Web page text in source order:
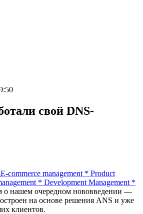
свой DNS-
E-commerce management * Product
* Development Management *
о нашем очередном нововведении —
на основе решения ANS и уже
клиентов.